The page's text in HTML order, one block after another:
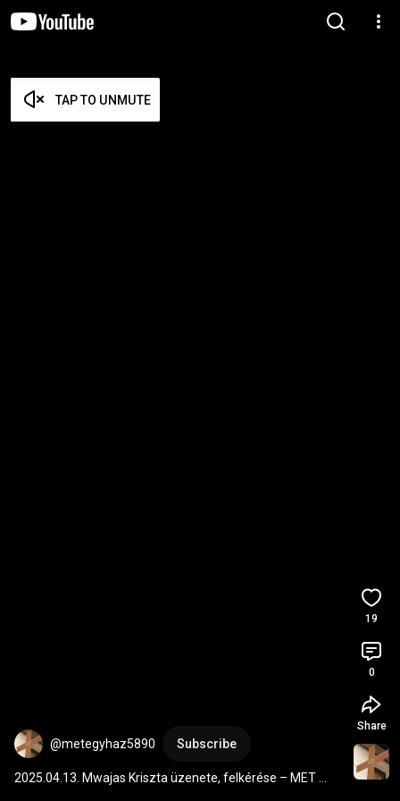
TAP TO UNMUTE
@metegyhaz5890 Subscribe
2025.04.13. Mwajas Kriszta üzenete, felkérése – MET
19
0
Share